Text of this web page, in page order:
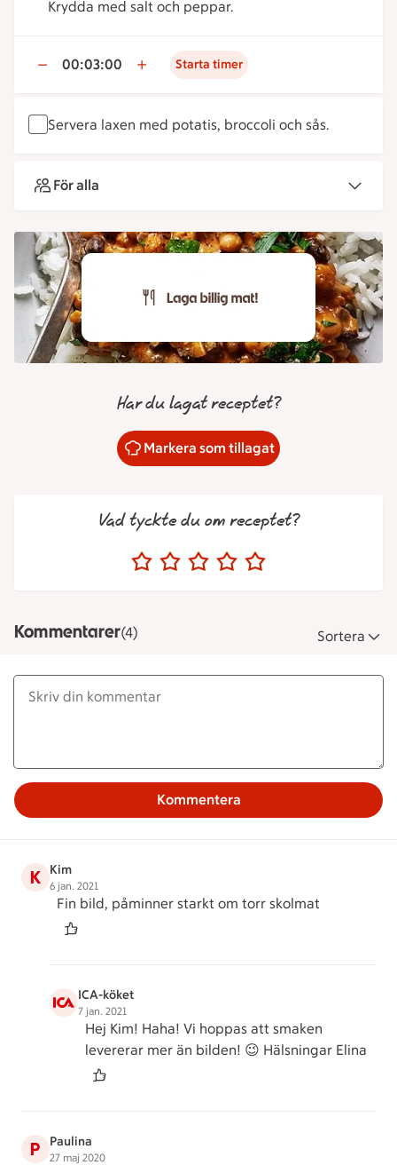
Krydda med salt och peppar.
00:03:00 Starta timer
Servera laxen med potatis, broccoli och sås.
För alla
Har du lagat receptet?
Markera som tillagat
Vad tyckte du om receptet?
Kommentarer(4) Sortera
Kommentera
K Kim
6 jan. 2021
Fin bild, påminner starkt om torr skolmat
ICA-köket
7 jan. 2021
Hej Kim! Haha! Vi hoppas att smaken
levererar mer än bilden! 😉 Hälsningar Elina
P Paulina
27 maj 2020